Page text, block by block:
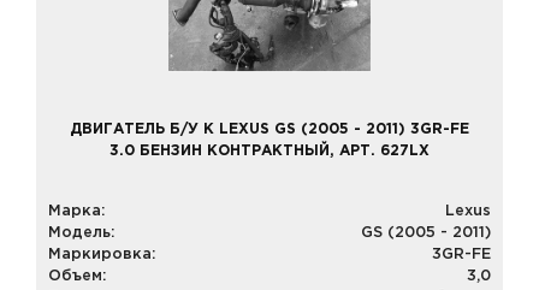
RX (2008 - 2015)
SC
ДВИГАТЕЛЬ Б/У К LEXUS GS (2005 - 2011) 3GR-FE
3.0 БЕНЗИН КОНТРАКТНЫЙ, АРТ. 627LX
Марка:
Lexus
Модель:
GS (2005 - 2011)
Маркировка:
3GR-FE
Объем:
3,0